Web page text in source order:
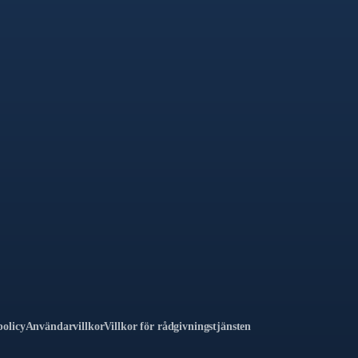
AnvändarvillkorVillkor för rådgivningstjänsten